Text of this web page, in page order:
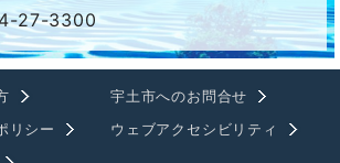
27-3300
宇土市へのお問合せ
リシー
ウェブアクセシビリティ